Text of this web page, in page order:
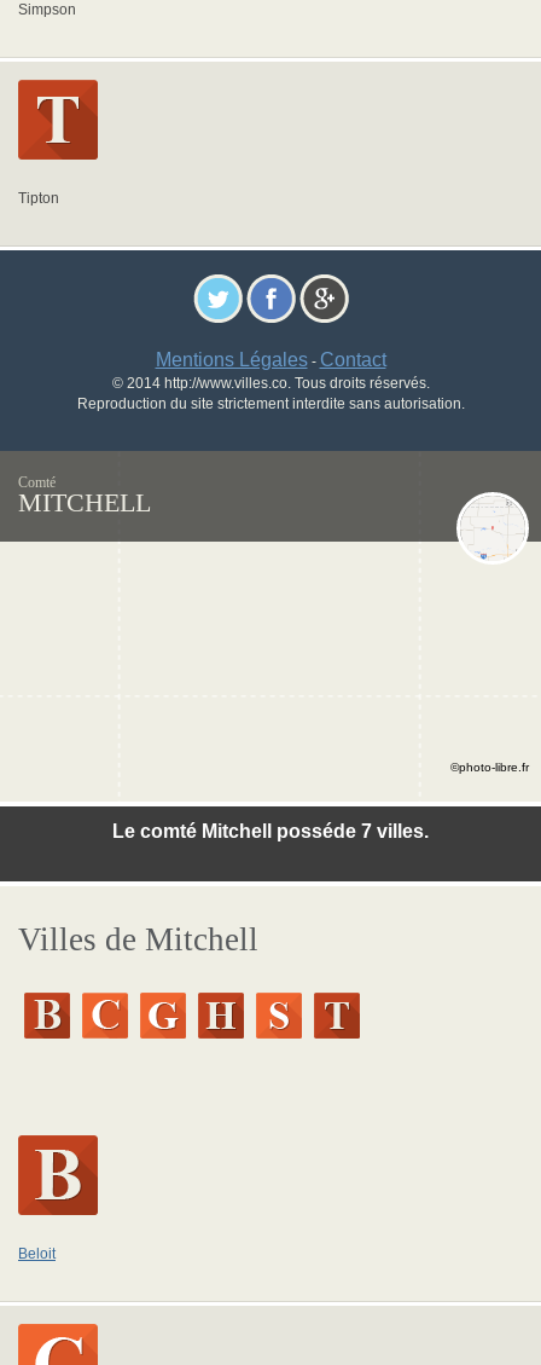
Simpson
Tipton
Mentions Légales- Contact
© 2014 http://www.villes.co. Tous droits réservés.
Reproduction du site strictement interdite sans autorisation.
Comté
MITCHELL
Le comté Mitchell posséde 7 villes.
©photo-libre.fr
Villes de Mitchell
Beloit